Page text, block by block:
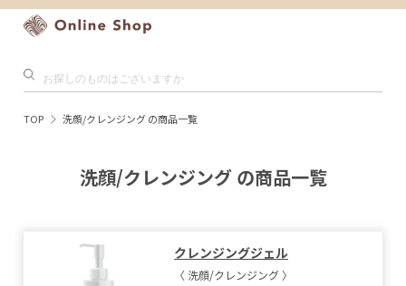
TOP 洗顔/クレンジング の商品一覧
洗顔/クレンジング の商品一覧
クレンジングジェル
〈 洗顔/クレンジング 〉